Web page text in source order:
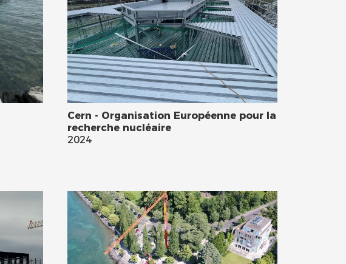
Cern - Organisation Européenne pour la
recherche nucléaire
2024